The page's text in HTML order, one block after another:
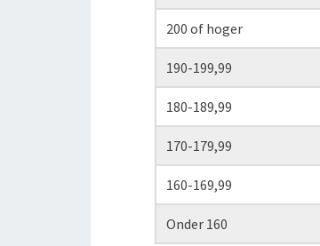
200 of hoger
190-199,99
180-189,99
170-179,99
160-169,99
Onder 160